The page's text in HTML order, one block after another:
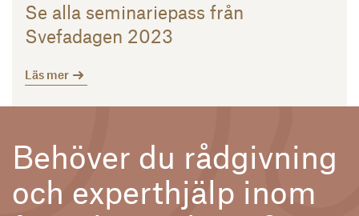
Se alla seminariepass från
Svefadagen 2023
Läs mer
Behöver du rådgivning
och experthjälp inom